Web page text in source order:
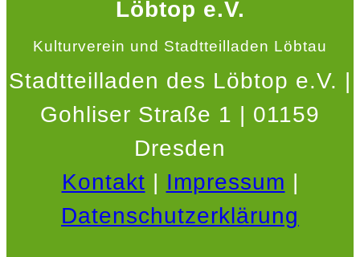
Löbtop e.V.
Kulturverein und Stadtteilladen Löbtau
Stadtteilladen des Löbtop e.V. |
Gohliser Straße 1 | 01159
Dresden
Kontakt | Impressum |
Datenschutzerklärung